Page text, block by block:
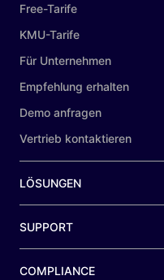
Free-Tarife
KMU-Tarife
Für Unternehmen
Empfehlung erhalten
Demo anfragen
Vertrieb kontaktieren
LÖSUNGEN
SUPPORT
COMPLIANCE